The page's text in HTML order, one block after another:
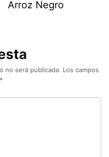
Arroz Negro
no será publicada. Los campos
*